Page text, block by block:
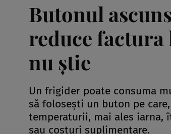
Butonul
reduce
nu știe
Un frigider poate consuma
să folosești un buton pe
temperaturii, mai ales iarna,
sau costuri suplimentare.